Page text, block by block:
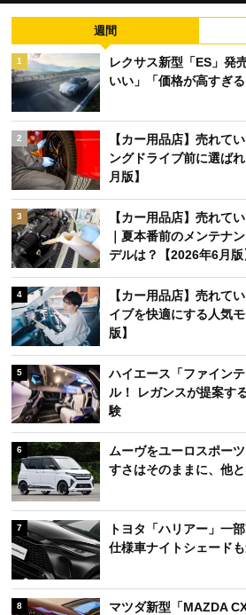
週間
1
レクサス新型「ES」発
いい」「価格が高すぎ
2
【カー用品店】売れて
ングドライブ前に選ば
月版】
3
【カー用品店】売れて
｜夏本番前のメンテナ
デルは？【2026年6月版
4
【カー用品店】売れて
イブを快適にする人気
版】
5
ハイエース「ファイン
ル！ レガンスが提案す
験
6
ムーヴをユーロスポー
すさはそのままに、他
7
トヨタ「ハリアー」一
仕様車ナイトシェード
8
マツダ新型「MAZDA